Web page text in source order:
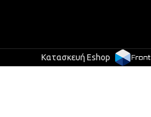
Κατασκευή Eshop